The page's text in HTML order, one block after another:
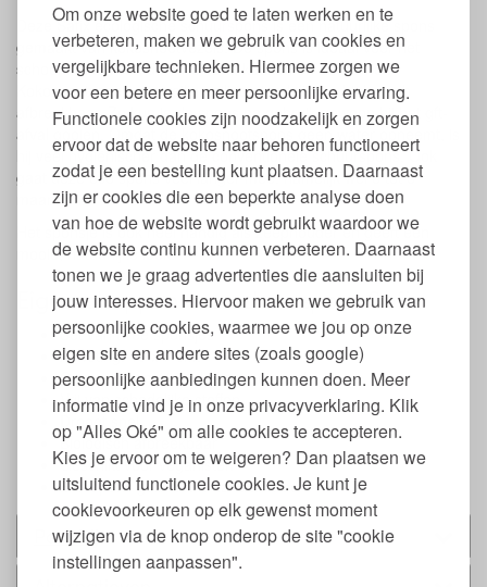
Om onze website goed te laten werken en te
verbeteren, maken we gebruik van cookies en
vergelijkbare technieken. Hiermee zorgen we
voor een betere en meer persoonlijke ervaring.
Functionele cookies zijn noodzakelijk en zorgen
ervoor dat de website naar behoren functioneert
zodat je een bestelling kunt plaatsen. Daarnaast
zijn er cookies die een beperkte analyse doen
van hoe de website wordt gebruikt waardoor we
de website continu kunnen verbeteren. Daarnaast
tonen we je graag advertenties die aansluiten bij
jouw interesses. Hiervoor maken we gebruik van
persoonlijke cookies, waarmee we jou op onze
eigen site en andere sites (zoals google)
persoonlijke aanbiedingen kunnen doen. Meer
informatie vind je in onze privacyverklaring. Klik
op "Alles Oké" om alle cookies te accepteren.
Kies je ervoor om te weigeren? Dan plaatsen we
uitsluitend functionele cookies. Je kunt je
cookievoorkeuren op elk gewenst moment
wijzigen via de knop onderop de site "cookie
instellingen aanpassen".
Deze Safix ecologische schuurspons is een natuurlijke spons
gemaakt van kokosnootvezels. De spons is ideaal voor het
schoonmaken van de vuile vaat, keuken en badkamer.
Kokosnootvezels zijn veilig, milieuvriendelijk en biologisch
afbreekbaar. Zo kun je de spons na gebruik gewoon bij het gft-
afval gooien. Omdat de kokosnootspons geen water opneemt, is
hij veel hygiënischer dan de conventionele schuurspons. Ook
gaat deze eco spons veel langer mee: namelijk wel 3 tot 5
maanden!
Het sponsje is ook heel handig als zeephouder en geeft een
mooie, natuurlijke look.
Eigenschappen eco schuurspons Safix
Set van twee sponsjes
Afmeting: 10 x 7 cm.
Gemaakt van 100% kokosnootvezels
Vrij van schadelijke stoffen
Droogt snel
Biologisch afbreekbaar
Geschikt voor veganisten
Een spons gaat 3-5 maanden mee
Past bij